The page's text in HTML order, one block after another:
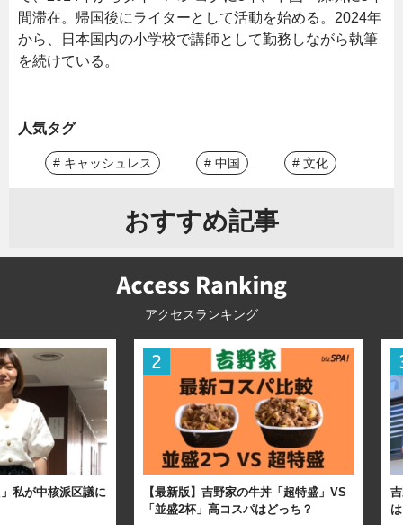
間滞在。帰国後にライターとして活動を始める。2024年
から、日本国内の小学校で講師として勤務しながら執筆
を続けている。
人気タグ
# キャッシュレス # 中国 # 文化
おすすめ記事
アクセスランキング
私が中核派区議に
【最新版】吉野家の牛丼「超特盛」VS
「並盛2杯」高コスパはどっち？